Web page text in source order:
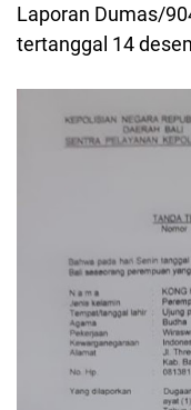
Laporan Dumas/
tertanggal 14